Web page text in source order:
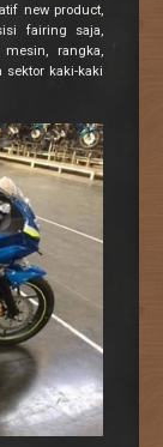
new product,
fairing saja,
rangka,
sektor kaki-kaki